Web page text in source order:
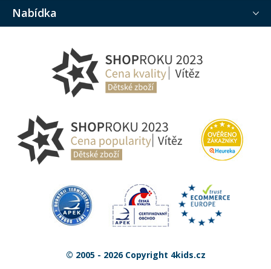
Nabídka
© 2005 - 2026 Copyright 4kids.cz